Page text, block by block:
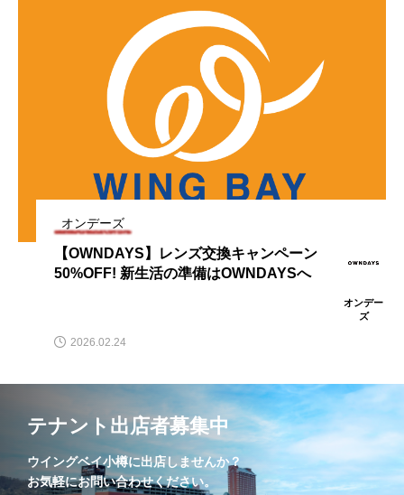
ンズが10%OFF
ズサマーSALE」開催
【OWNDAYS】最大50%OFF! 「夏の大感
謝SALE」スタート!
『OWNDAYS×FREAK’S STORE』紫外線
が気になる季節に、調光・偏光機能で快
適なお出かけを。
【OWNDAYS】レンズ交換キャンペーン
50%OFF 実施中
2026.04.16 【OWNDAYS】「みんなメガネ割」スタ
ート!みんなで買うともっとお得に。 2本
2026.04.08 カラーレンズ新色7色登場! ファッション
オンデーズ
【OWNDAYS】レンズ交換キャンペーン
50%OFF! 新生活の準備はOWNDAYSへ
オンデー
2026.02.24
テナント出店者募集中
ウイングベイ小樽に出店しませんか？
お気軽にお問い合わせください。